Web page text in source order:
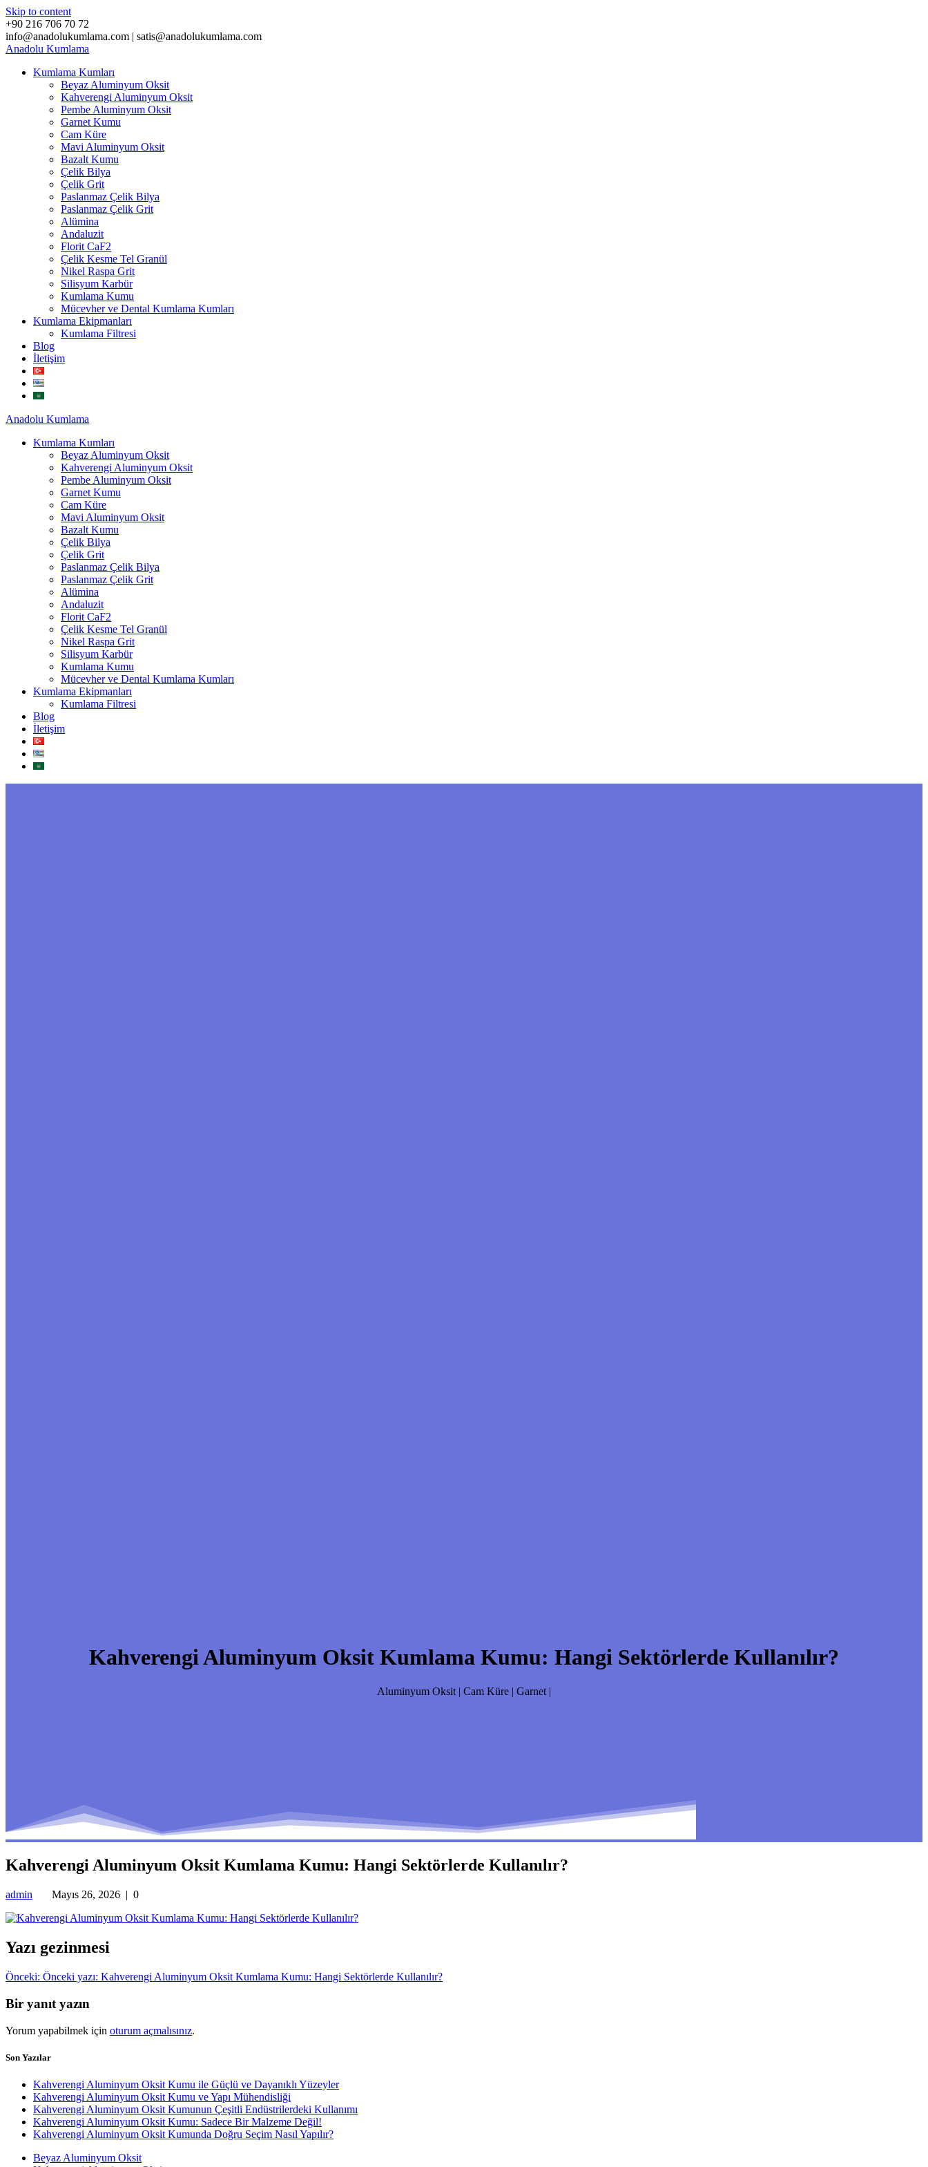
Skip to content
+90 216 706 70 72
info@anadolukumlama.com | satis@anadolukumlama.com
Anadolu Kumlama
Kumlama Kumları
Beyaz Aluminyum Oksit
Kahverengi Aluminyum Oksit
Pembe Aluminyum Oksit
Garnet Kumu
Cam Küre
Mavi Aluminyum Oksit
Bazalt Kumu
Çelik Bilya
Çelik Grit
Paslanmaz Çelik Bilya
Paslanmaz Çelik Grit
Alümina
Andaluzit
Florit CaF2
Çelik Kesme Tel Granül
Nikel Raspa Grit
Silisyum Karbür
Kumlama Kumu
Mücevher ve Dental Kumlama Kumları
Kumlama Ekipmanları
Kumlama Filtresi
Blog
İletişim
Anadolu Kumlama
Kumlama Kumları
Beyaz Aluminyum Oksit
Kahverengi Aluminyum Oksit
Pembe Aluminyum Oksit
Garnet Kumu
Cam Küre
Mavi Aluminyum Oksit
Bazalt Kumu
Çelik Bilya
Çelik Grit
Paslanmaz Çelik Bilya
Paslanmaz Çelik Grit
Alümina
Andaluzit
Florit CaF2
Çelik Kesme Tel Granül
Nikel Raspa Grit
Silisyum Karbür
Kumlama Kumu
Mücevher ve Dental Kumlama Kumları
Kumlama Ekipmanları
Kumlama Filtresi
Blog
İletişim
Kahverengi Aluminyum Oksit Kumlama Kumu: Hangi Sektörlerde Kullanılır?
Aluminyum Oksit | Cam Küre | Garnet |
Kahverengi Aluminyum Oksit Kumlama Kumu: Hangi Sektörlerde Kullanılır?
admin Mayıs 26, 2026 | 0
Yazı gezinmesi
Önceki: Önceki yazı: Kahverengi Aluminyum Oksit Kumlama Kumu: Hangi Sektörlerde Kullanılır?
Bir yanıt yazın
Yorum yapabilmek için oturum açmalısınız.
Son Yazılar
Kahverengi Aluminyum Oksit Kumu ile Güçlü ve Dayanıklı Yüzeyler
Kahverengi Aluminyum Oksit Kumu ve Yapı Mühendisliği
Kahverengi Aluminyum Oksit Kumunun Çeşitli Endüstrilerdeki Kullanımı
Kahverengi Aluminyum Oksit Kumu: Sadece Bir Malzeme Değil!
Kahverengi Aluminyum Oksit Kumunda Doğru Seçim Nasıl Yapılır?
Beyaz Aluminyum Oksit